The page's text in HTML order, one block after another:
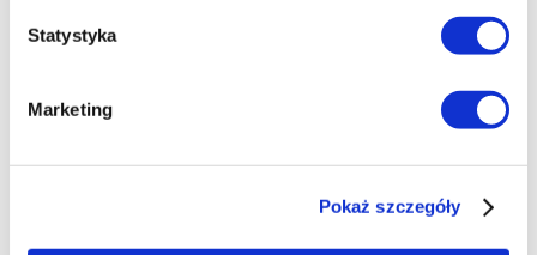
Statystyka
Marketing
Pokaż szczegóły
Usługi ŁFC
Sprawdź